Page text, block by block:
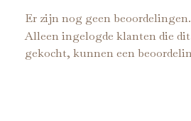
Er zijn nog geen beoordelingen.
Alleen ingelogde klanten die
gekocht, kunnen een